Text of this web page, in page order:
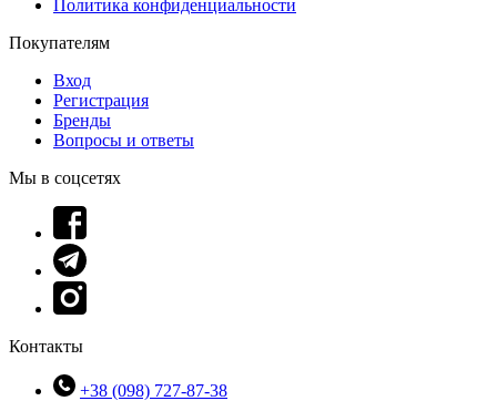
Политика конфиденциальности
Покупателям
Вход
Регистрация
Бренды
Вопросы и ответы
Мы в соцсетях
Контакты
+38 (098) 727-87-38